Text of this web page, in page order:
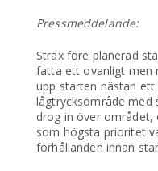
Pressmeddelande:
Strax före planerad
fatta ett ovanligt men
upp starten nästan
lågtrycksområde med
drog in över området,
som högsta prioritet
förhållanden innan